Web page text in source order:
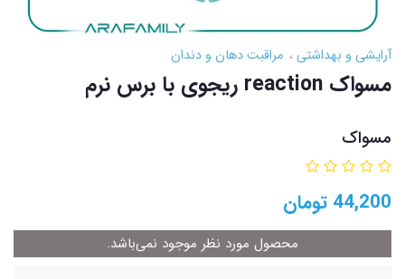
آرایشی و بهداشتی مراقبت دهان و دندان
مسواک reaction ریجوی با برس نرم
مسواک
44,200 تومان
محصول مورد نظر موجود نمی‌باشد.